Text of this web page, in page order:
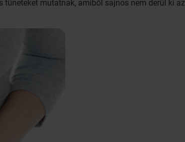
tüneteket mutatnak, amiből sajnos nem derül ki az